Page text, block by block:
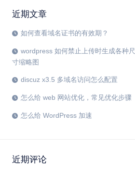
近期文章
如何查看域名证书的有效期？
wordpress 如何禁止上传时生成各种尺
寸缩略图
discuz x3.5 多域名访问怎么配置
怎么给 web 网站优化，常见优化步骤
怎么给 WordPress 加速
近期评论